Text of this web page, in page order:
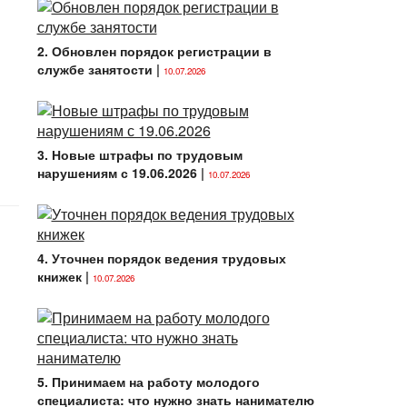
2. Обновлен порядок регистрации в
службе занятости | 10.07.2026
3. Новые штрафы по трудовым
нарушениям с 19.06.2026| 10.07.2026
4. Уточнен порядок ведения трудовых
книжек| 10.07.2026
5. Принимаем на работу молодого
специалиста: что нужно знать нанимателю